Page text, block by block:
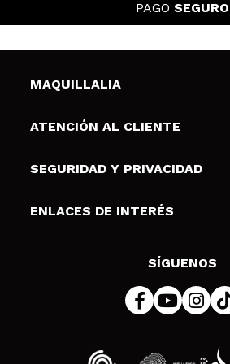
PAGO SEGURO
MAQUILLALIA
Sobre nosotros
Tarjetas de Regalo
ATENCIÓN AL CLIENTE
Envíos y devoluciones
Formas de pago
SEGURIDAD Y PRIVACIDAD
Terminos y condiciones de uso
Política de cookies
ENLACES DE INTERÉS
SÍGUENOS